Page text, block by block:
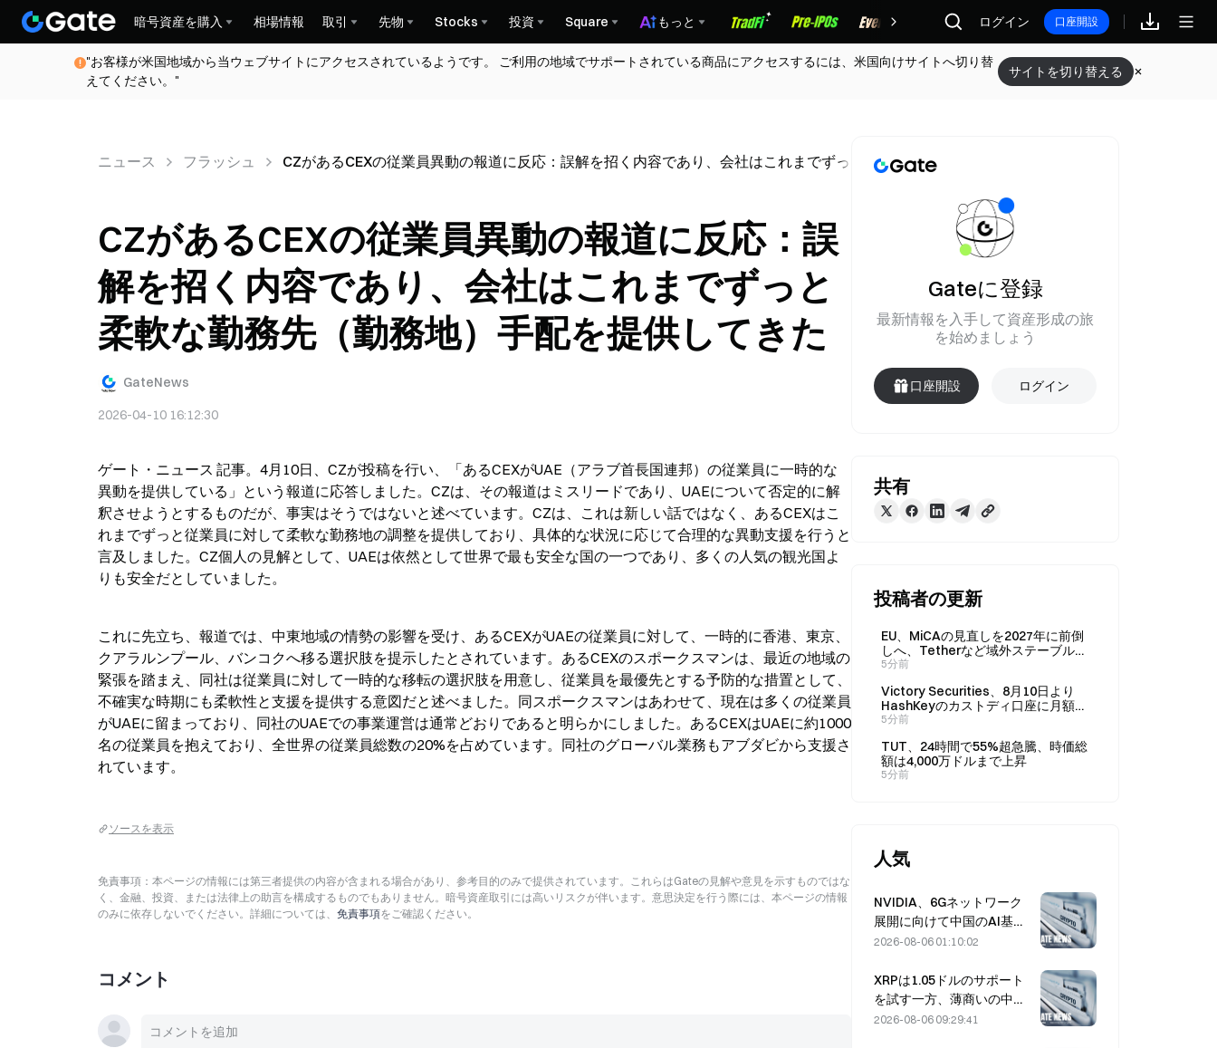
暗号資産を購入 相場情報 取引 先物 Stocks 投資 Square もっと 報酬 ログイン 口座開設
"お客様が米国地域から当ウェブサイトにアクセスされているようです。 ご利用の地域でサポートされている商品にアクセスするには、米国向けサイトへ切り替
えてください。"
サイトを切り替える
ニュース フラッシュ CZがあるCEXの従業員異動の報道に反応：誤解を招く内容であり、会社はこれまでずっと柔軟な勤務先（勤務地）手配を提供してきた
CZがあるCEXの従業員異動の報道に反応：誤
解を招く内容であり、会社はこれまでずっと
柔軟な勤務先（勤務地）手配を提供してきた
GateNews
2026-04-10 16:12:30
ゲート・ニュース 記事。4月10日、CZが投稿を行い、「あるCEXがUAE（アラブ首長国連邦）の従業員に一時的な
異動を提供している」という報道に応答しました。CZは、その報道はミスリードであり、UAEについて否定的に解
釈させようとするものだが、事実はそうではないと述べています。CZは、これは新しい話ではなく、あるCEXはこ
れまでずっと従業員に対して柔軟な勤務地の調整を提供しており、具体的な状況に応じて合理的な異動支援を行うと
言及しました。CZ個人の見解として、UAEは依然として世界で最も安全な国の一つであり、多くの人気の観光国よ
りも安全だとしていました。
これに先立ち、報道では、中東地域の情勢の影響を受け、あるCEXがUAEの従業員に対して、一時的に香港、東京、
クアラルンプール、バンコクへ移る選択肢を提示したとされています。あるCEXのスポークスマンは、最近の地域の
緊張を踏まえ、同社は従業員に対して一時的な移転の選択肢を用意し、従業員を最優先とする予防的な措置として、
不確実な時期にも柔軟性と支援を提供する意図だと述べました。同スポークスマンはあわせて、現在は多くの従業員
がUAEに留まっており、同社のUAEでの事業運営は通常どおりであると明らかにしました。あるCEXはUAEに約1000
名の従業員を抱えており、全世界の従業員総数の20%を占めています。同社のグローバル業務もアブダビから支援さ
れています。
ソースを表示
免責事項：本ページの情報には第三者提供の内容が含まれる場合があり、参考目的のみで提供されています。これらはGateの見解や意見を示すものではな
く、金融、投資、または法律上の助言を構成するものでもありません。暗号資産取引には高いリスクが伴います。意思決定を行う際には、本ページの情報
のみに依存しないでください。詳細については、 免責事項をご確認ください。
コメント
Gateに登録
最新情報を入手して資産形成の旅
を始めましょう
口座開設 ログイン
共有
投稿者の更新
EU、MiCAの見直しを2027年に前倒
しへ、Tetherなど域外ステーブルコ
インに門戸を開く可能性
5分前
Victory Securities、8月10日より
HashKeyのカストディ口座に月額
0.05%の保険料を請求へ
5分前
TUT、24時間で55%超急騰、時価総
額は4,000万ドルまで上昇
5分前
人気
NVIDIA、6Gネットワーク
展開に向けて中国のAI基地
局サプライヤーを模索
2026-08-06 01:10:02
XRPは1.05ドルのサポート
を試す一方、薄商いの中で
イーサリアムは1,908ドルを
2026-08-06 09:29:41